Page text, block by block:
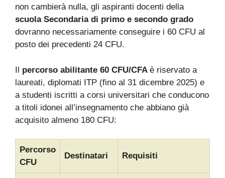
non cambierà nulla, gli aspiranti docenti della
scuola Secondaria di primo e secondo grado
dovranno necessariamente conseguire i 60 CFU al
posto dei precedenti 24 CFU.
Il percorso abilitante 60 CFU/CFA è riservato a
laureati, diplomati ITP (fino al 31 dicembre 2025) e
a studenti iscritti a corsi universitari che conducono
a titoli idonei all’insegnamento che abbiano già
acquisito almeno 180 CFU:
Percorso
CFU
Destinatari Requisiti